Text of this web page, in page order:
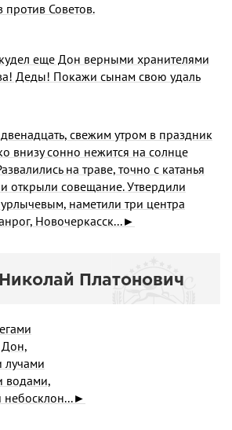
Советов.
еще Дон верными хранителями
Деды! Покажи сынам свою удаль
свежим утром в праздник
внизу сонно нежится на солнце
на траве, точно с катанья
открыли совещание. Утвердили
наметили три центра
Новочеркасск...►
Платонович
Дон,
лучами
водами,
небосклон...►